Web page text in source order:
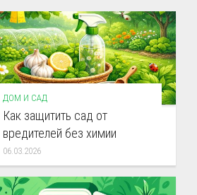
ДОМ И САД
Как защитить сад от
вредителей без химии
06.03.2026